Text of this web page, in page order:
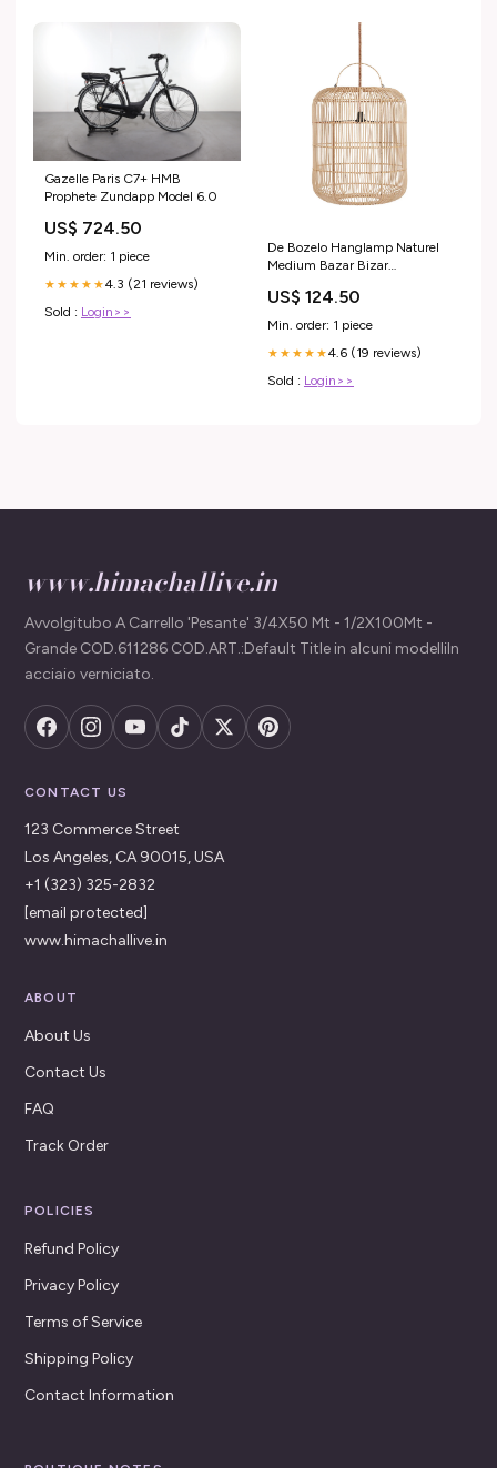
Gazelle Paris C7+ HMB
Prophete Zundapp Model 6.0
US$ 724.50
Min. order: 1 piece
★★★★★4.3 (21 reviews)
Sold : Login>>
De Bozelo Hanglamp Naturel
Medium Bazar Bizar
US$ 124.50
Min. order: 1 piece
★★★★★4.6 (19 reviews)
Sold : Login>>
www.himachallive.in
Avvolgitubo A Carrello 'Pesante' 3/4X50 Mt - 1/2X100Mt -
Grande COD.611286 COD.ART.:Default Title in alcuni modelliIn
acciaio verniciato.
CONTACT US
123 Commerce Street
Los Angeles, CA 90015, USA
+1 (323) 325-2832
[email protected]
www.himachallive.in
ABOUT
About Us
Contact Us
FAQ
Track Order
POLICIES
Refund Policy
Privacy Policy
Terms of Service
Shipping Policy
Contact Information